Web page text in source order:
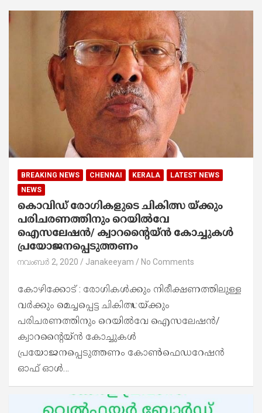
BREAKING NEWS CHENNAI KERALA
LATEST NEWS
NEWS
കൊവിഡ് രോഗികളുടെ ചികിത്സ യ്ക്കും
പരിചരണത്തിനും റെയിൽവേ
ഐസലേഷൻ/ ക്വാറന്റൈയ്ൻ കോച്ചുകൾ
പ്രയോജനപ്പെടുത്തണം
നവംബർ 2, 2020 Janakeeyam No Comments
കോഴിക്കോട് : രോഗികൾക്കും നിരീക്ഷണത്തിലുള്ള
വർക്കും മെച്ചപ്പെട്ട ചികിത്സയ്ക്കും
പരിചരണത്തിനും റെയിൽവേ ഐസലേഷൻ/
ക്വാറന്റൈയ്ൻ കോച്ചുകൾ
പ്രയോജനപ്പെടുത്തണം കോൺഫെഡറേഷൻ
ഓഫ് ഓൾ…